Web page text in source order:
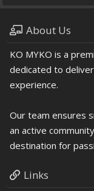
About Us
KO MYKO is a
dedicated to
experience.
Our team ensures
an active
destination for
Links